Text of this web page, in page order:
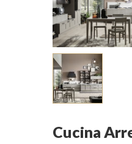
Cucina